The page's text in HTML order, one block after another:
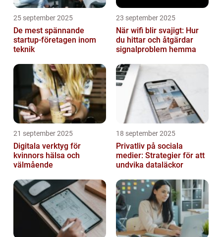
25 september 2025
De mest spännande
startup-företagen inom
teknik
23 september 2025
När wifi blir svajigt: Hur
du hittar och åtgärdar
signalproblem hemma
21 september 2025
Digitala verktyg för
kvinnors hälsa och
välmående
18 september 2025
Privatliv på sociala
medier: Strategier för att
undvika dataläckor